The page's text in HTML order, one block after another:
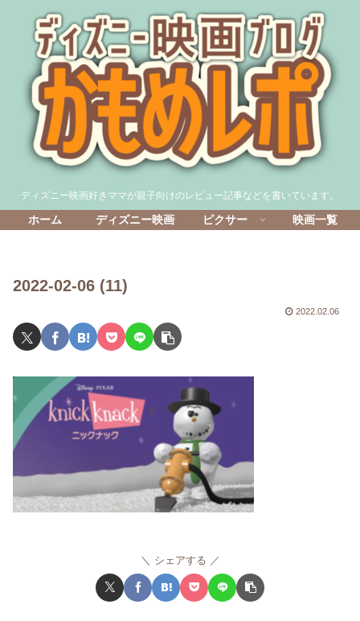
ディズニー映画好きママが親子向けのレビュー記事などを書いています。
ホーム ディズニー映画 ピクサー 映画一覧
2022-02-06 (11)
2022.02.06
シェアする